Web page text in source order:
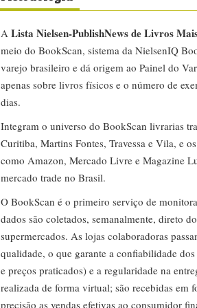
A Lista Nielsen-PublishNews de Livros
meio do BookScan, sistema da NielsenIQ
varejo brasileiro e dá origem ao Painel do
apenas sobre livros físicos e o número de
dias.
Integram o universo do BookScan livrarias
Curitiba, Martins Fontes, Travessa e Vila, e
como Amazon, Mercado Livre e Magazine
mercado trade no Brasil.
O BookScan é o primeiro serviço de
dados são coletados, semanalmente, direto
supermercados. As lojas colaboradoras
qualidade, o que garante a confiabilidade
e preços praticados) e a regularidade na
realizada de forma virtual; são recebidas em
precisão as vendas efetivas ao consumidor